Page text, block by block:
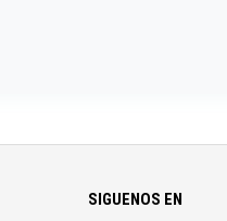
SIGUENOS EN